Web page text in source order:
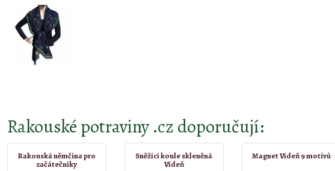
Rakouské potraviny .cz doporučují:
Rakouská němčina pro
začátečníky
Sněžící koule skleněná
Vídeň
Magnet Vídeň 9 motivů